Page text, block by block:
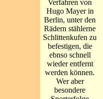
Verfahren von
Hugo Mayer in
Berlin, unter den
Rädern stählerne
Schlittenkufen zu
befestigen, die
ebnso schnell
wieder entfernt
werden können.
Wer aber
besondere